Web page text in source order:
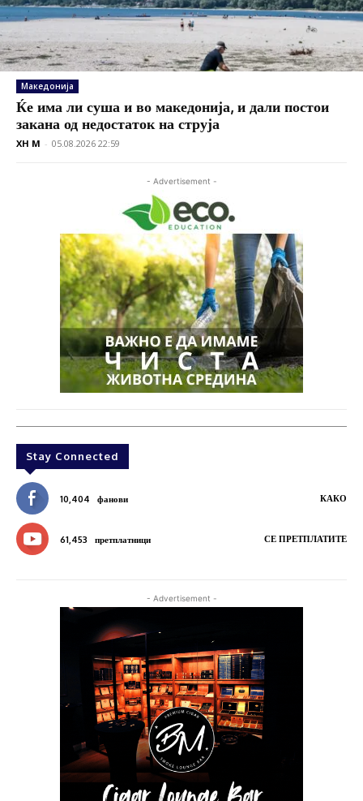
Македонија
Ќе има ли суша и во македонија, и дали постои
закана од недостаток на струја
XH M - 05.08.2026 22:59
- Advertisement -
Stay Connected
10,404 фанови КАКО
61,453 претплатници СЕ ПРЕТПЛАТИТЕ
- Advertisement -